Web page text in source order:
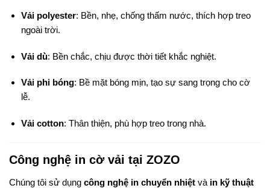
Vải polyester: Bền, nhẹ, chống thấm nước, thích hợp treo
ngoài trời.
Vải dù: Bền chắc, chịu được thời tiết khắc nghiệt.
Vải phi bóng: Bề mặt bóng mịn, tạo sự sang trọng cho cờ
lễ.
Vải cotton: Thân thiện, phù hợp treo trong nhà.
Công nghệ in cờ vải tại ZOZO
Chúng tôi sử dụng công nghệ in chuyển nhiệt và in kỹ thuật